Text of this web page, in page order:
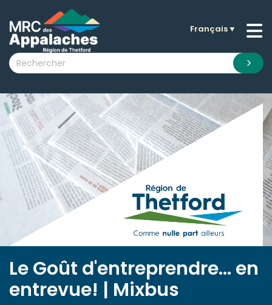
submenu (La MRC )
submenu (Citoyens )
submenu (Visiteurs )
submenu (Nouvelles )
submenu (Documentation )
Français▼
Le Goût d'entreprendre... en
entrevue! | Mixbus